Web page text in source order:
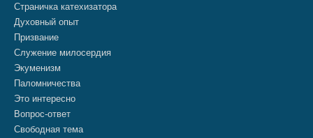
Страничка катехизатора
Духовный опыт
Призвание
Служение милосердия
Экуменизм
Паломничества
Это интересно
Вопрос-ответ
Свободная тема